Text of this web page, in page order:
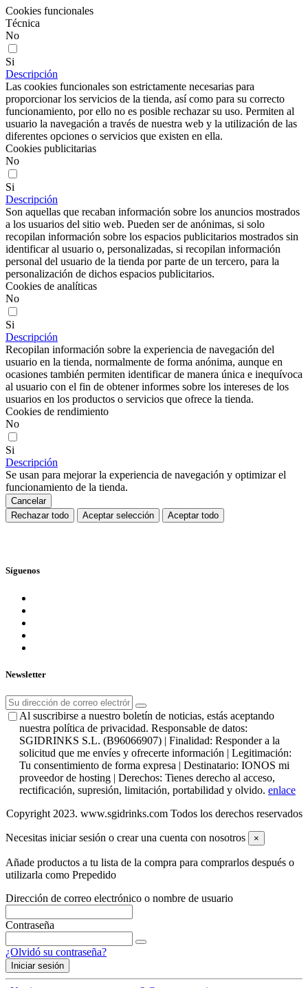
Cookies funcionales
Técnica
No
Si
Descripción
Las cookies funcionales son estrictamente necesarias para
proporcionar los servicios de la tienda, así como para su correcto
funcionamiento, por ello no es posible rechazar su uso. Permiten al
usuario la navegación a través de nuestra web y la utilización de las
diferentes opciones o servicios que existen en ella.
Cookies publicitarias
No
Si
Descripción
Son aquellas que recaban información sobre los anuncios mostrados
a los usuarios del sitio web. Pueden ser de anónimas, si solo
recopilan información sobre los espacios publicitarios mostrados sin
identificar al usuario o, personalizadas, si recopilan información
personal del usuario de la tienda por parte de un tercero, para la
personalización de dichos espacios publicitarios.
Cookies de analíticas
No
Si
Descripción
Recopilan información sobre la experiencia de navegación del
usuario en la tienda, normalmente de forma anónima, aunque en
ocasiones también permiten identificar de manera única e inequívoca
al usuario con el fin de obtener informes sobre los intereses de los
usuarios en los productos o servicios que ofrece la tienda.
Cookies de rendimiento
No
Si
Descripción
Se usan para mejorar la experiencia de navegación y optimizar el
funcionamiento de la tienda.
Cancelar
Rechazar todo
Aceptar selección Aceptar todo
Síguenos
Newsletter
Al suscribirse a nuestro boletín de noticias, estás aceptando
nuestra política de privacidad. Responsable de datos:
SGIDRINKS S.L. (B96066907) | Finalidad: Responder a la
solicitud que me envíes y ofrecerte información | Legitimación:
Tu consentimiento de forma expresa | Destinatario: IONOS mi
proveedor de hosting | Derechos: Tienes derecho al acceso,
rectificación, supresión, limitación, portabilidad y olvido. enlace
Copyright 2023. www.sgidrinks.com Todos los derechos reservados
Necesitas iniciar sesión o crear una cuenta con nosotros ×
Añade productos a tu lista de la compra para comprarlos después o
utilizarla como Prepedido
Dirección de correo electrónico o nombre de usuario
Contraseña
¿Olvidó su contraseña?
Iniciar sesión